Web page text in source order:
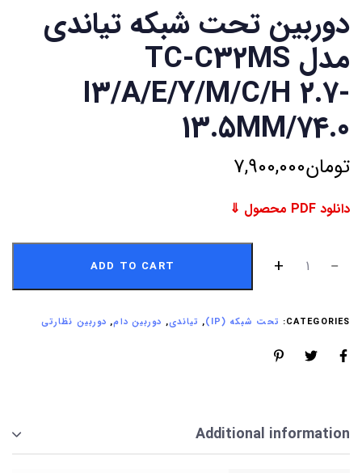
دوربین تحت شبکه تیاندی
مدل TC-C32MS
I3/A/E/Y/M/C/H 2.7-
13.5MM/74.0
تومان7,900,000
دانلود PDF محصول ⇓
ADD TO CART
CATEGORIES: تحت شبکه (IP) , تیاندی, دوربین دام, دوربین نظارتی
Additional information